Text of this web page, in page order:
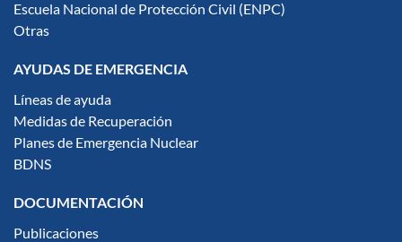
Escuela Nacional de Protección Civil (ENPC)
Otras
AYUDAS DE EMERGENCIA
Líneas de ayuda
Medidas de Recuperación
Planes de Emergencia Nuclear
BDNS
DOCUMENTACIÓN
Publicaciones